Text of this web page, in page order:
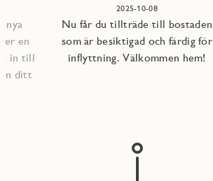
nya
en
in till
ditt
2025-10-08
Nu får du tillträde till bostaden
som är besiktigad och färdig för
inflyttning. Välkommen hem!